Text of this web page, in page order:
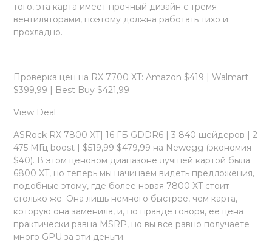
того, эта карта имеет прочный дизайн с тремя
вентиляторами, поэтому должна работать тихо и
прохладно.
Проверка цен на RX 7700 XT: Amazon $419 | Walmart
$399,99 | Best Buy $421,99
View Deal
ASRock RX 7800 XT| 16 ГБ GDDR6 | 3 840 шейдеров | 2
475 МГц boost | $519,99 $479,99 на Newegg (экономия
$40). В этом ценовом диапазоне лучшей картой была
6800 XT, но теперь мы начинаем видеть предложения,
подобные этому, где более новая 7800 XT стоит
столько же. Она лишь немного быстрее, чем карта,
которую она заменила, и, по правде говоря, ее цена
практически равна MSRP, но вы все равно получаете
много GPU за эти деньги.